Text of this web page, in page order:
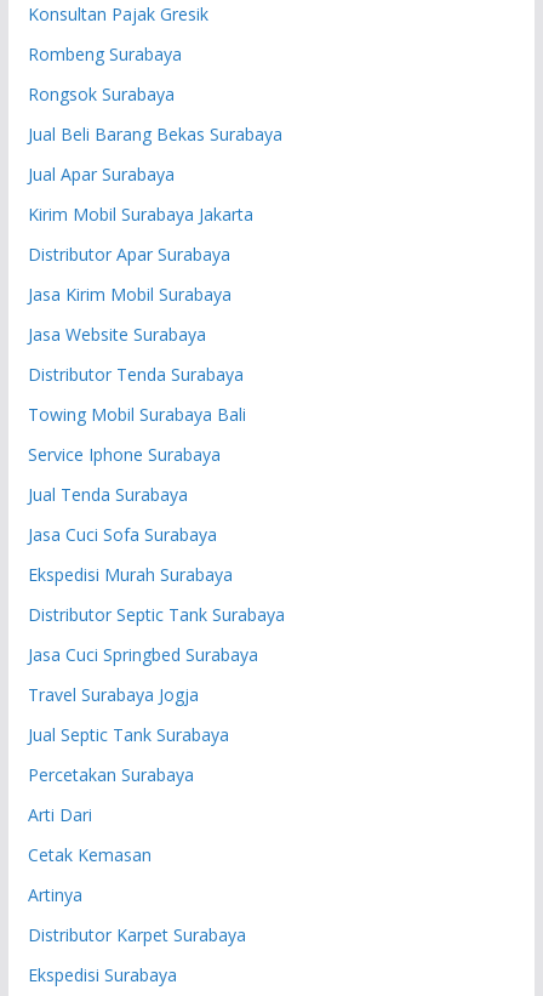
Konsultan Pajak Gresik
Rombeng Surabaya
Rongsok Surabaya
Jual Beli Barang Bekas Surabaya
Jual Apar Surabaya
Kirim Mobil Surabaya Jakarta
Distributor Apar Surabaya
Jasa Kirim Mobil Surabaya
Jasa Website Surabaya
Distributor Tenda Surabaya
Towing Mobil Surabaya Bali
Service Iphone Surabaya
Jual Tenda Surabaya
Jasa Cuci Sofa Surabaya
Ekspedisi Murah Surabaya
Distributor Septic Tank Surabaya
Jasa Cuci Springbed Surabaya
Travel Surabaya Jogja
Jual Septic Tank Surabaya
Percetakan Surabaya
Arti Dari
Cetak Kemasan
Artinya
Distributor Karpet Surabaya
Ekspedisi Surabaya